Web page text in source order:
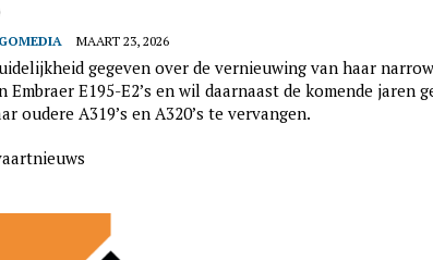
MAART 23, 2026
gegeven over de vernieuwing van haar
E195-E2’s en wil daarnaast de komende jaren
oudere A319’s en A320’s te vervangen.